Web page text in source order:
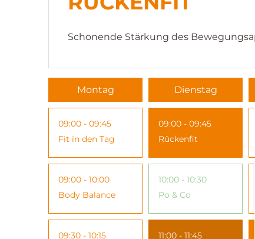
Schonende Stärkung des
Montag
09:00 - 09:45
Fit in den Tag
09:00 - 10:00
Body Balance
09:30 - 10:15
Dienstag
09:00 - 09:45
Rückenfit
10:00 - 10:30
Po & Co
11:00 - 11:45